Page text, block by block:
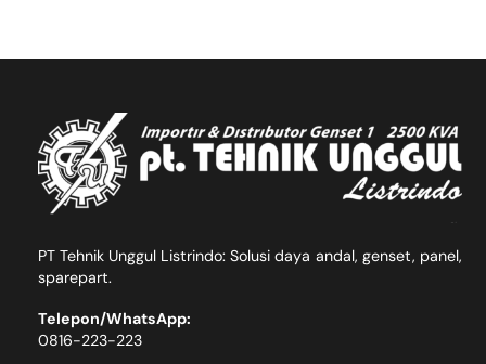
PT Tehnik Unggul Listrindo: Solusi daya andal, genset, panel,
sparepart.
Telepon/WhatsApp:
0816-223-223